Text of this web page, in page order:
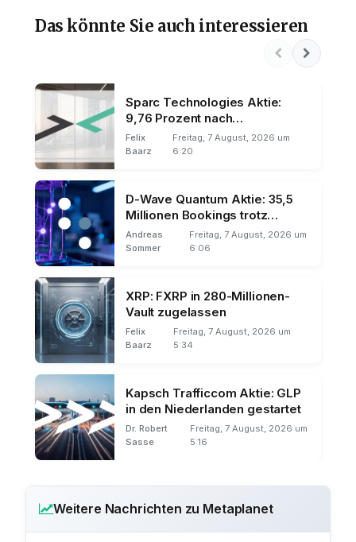
Das könnte Sie auch interessieren
Sparc Technologies Aktie:
9,76 Prozent nach
Investorenkonferenz
Felix
Baarz
Freitag, 7 August, 2026 um
6:20
D-Wave Quantum Aktie: 35,5
Millionen Bookings trotz
Umsatz-Miss
Andreas
Sommer
Freitag, 7 August, 2026 um
6:06
XRP: FXRP in 280-Millionen-
Vault zugelassen
Felix
Baarz
Freitag, 7 August, 2026 um
5:34
Kapsch Trafficcom Aktie: GLP
in den Niederlanden gestartet
Dr. Robert
Sasse
Freitag, 7 August, 2026 um
5:16
Weitere Nachrichten zu Metaplanet